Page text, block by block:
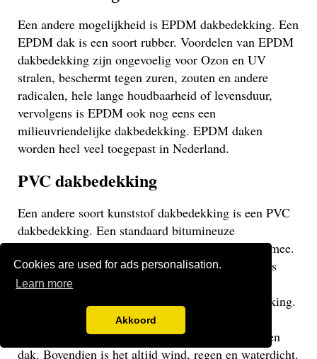
Cookies are used for ads personalisation.
Learn more
Akkoord
Een andere mogelijkheid is EPDM dakbedekking. Een
EPDM dak is een soort rubber. Voordelen van EPDM
dakbedekking zijn ongevoelig voor Ozon en UV
stralen, beschermt tegen zuren, zouten en andere
radicalen, hele lange houdbaarheid of levensduur,
vervolgens is EPDM ook nog eens een
milieuvriendelijke dakbedekking. EPDM daken
worden heel veel toegepast in Nederland.
PVC dakbedekking
Een andere soort kunststof dakbedekking is een PVC
dakbedekking. Een standaard bitumineuze
dakbedekking gaat veelal niet langer dan 15 jaar mee.
Een EPDM of PVC dak gaat veel langer mee en is
daarom een stuk duurzamer. Een PVC dak heeft
dezelfde eigenschappen als een EPDM dakbedekking.
Het gaat weliswaar iets minder lang mee dan een
EPDM dak, maar uiteraard langer dan een bitumen
dak. Bovendien is het altijd wind, regen en waterdicht.